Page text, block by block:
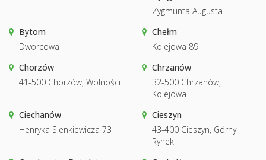
Zygmunta Augusta
Bytom
Dworcowa
Chełm
Kolejowa 89
Chorzów
41-500 Chorzów, Wolności
Chrzanów
32-500 Chrzanów,
Kolejowa
Ciechanów
Henryka Sienkiewicza 73
Cieszyn
43-400 Cieszyn, Górny
Rynek